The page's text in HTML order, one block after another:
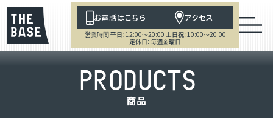
お電話はこちら アクセス
営業時間 平日：12:00～20:00 土日祝：10:00～20:00
定休日：毎週金曜日
PRODUCTS
商品